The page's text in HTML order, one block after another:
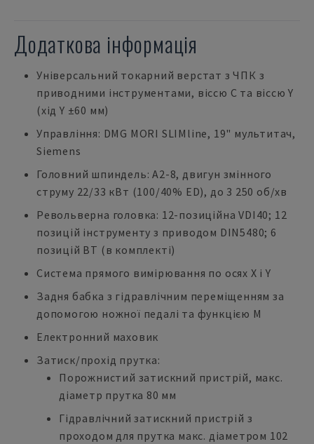
Додаткова інформація
Універсальний токарний верстат з ЧПК з
приводними інструментами, віссю С та віссю Y
(хід Y ±60 мм)
Управління: DMG MORI SLIMline, 19" мультитач,
Siemens
Головний шпиндель: A2-8, двигун змінного
струму 22/33 кВт (100/40% ED), до 3 250 об/хв
Револьверна головка: 12-позиційна VDI40; 12
позицій інструменту з приводом DIN5480; 6
позицій BT (в комплекті)
Система прямого вимірювання по осях X і Y
Задня бабка з гідравлічним переміщенням за
допомогою ножної педалі та функцією M
Електронний маховик
Затиск/прохід прутка:
Порожнистий затискний пристрій, макс.
діаметр прутка 80 мм
Гідравлічний затискний пристрій з
проходом для прутка макс. діаметром 102